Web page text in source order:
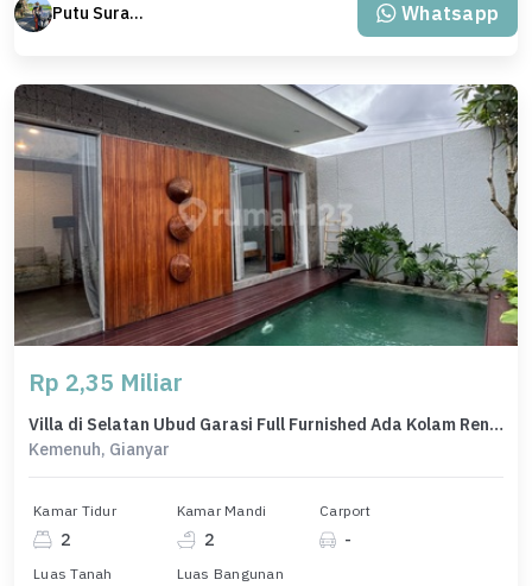
Putu Suratama (wayanjaka) Whatsapp
Rp 2,35 Miliar
Villa di Selatan Ubud Garasi Full Furnished Ada Kolam Renang
Kemenuh, Gianyar
Kamar Tidur
2
Kamar Mandi
2
Carport
-
Luas Tanah Luas Bangunan